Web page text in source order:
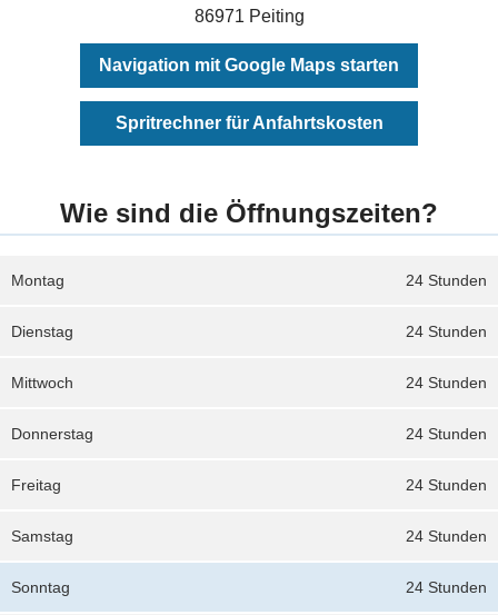
86971 Peiting
Navigation mit Google Maps starten
Spritrechner für Anfahrtskosten
Wie sind die Öffnungszeiten?
24 Stunden
Montag
24 Stunden
Dienstag
24 Stunden
Mittwoch
24 Stunden
Donnerstag
24 Stunden
Freitag
24 Stunden
Samstag
24 Stunden
Sonntag